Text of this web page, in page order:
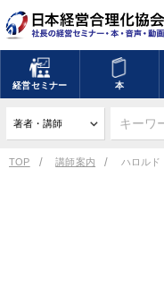
経営セミナー 本
TOP 講師案内 ハロルド